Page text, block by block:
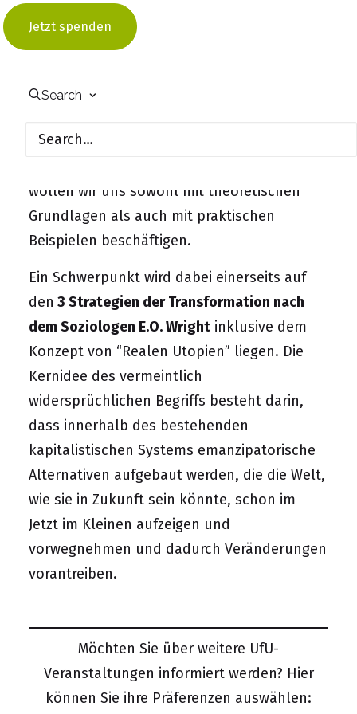
Jetzt spenden
Search
In dem 2-tägigen Workshop-Format
wir uns gemeinsam in einer kleinen Gruppe
Themen intensiver auseinander.
so wie es heute ist, war es nicht schon immer
wollen wir uns sowohl mit theoretischen
Grundlagen als auch mit praktischen
Beispielen beschäftigen.
Ein Schwerpunkt wird dabei einerseits auf
den 3 Strategien der Transformation nach
dem Soziologen E.O. Wright inklusive dem
Konzept von “Realen Utopien” liegen. Die
Kernidee des vermeintlich
widersprüchlichen Begriffs besteht darin,
dass innerhalb des bestehenden
kapitalistischen Systems emanzipatorische
Alternativen aufgebaut werden, die die Welt,
wie sie in Zukunft sein könnte, schon im
Jetzt im Kleinen aufzeigen und
vorwegnehmen und dadurch Veränderungen
vorantreiben.
Möchten Sie über weitere UfU-
Veranstaltungen informiert werden? Hier
können Sie ihre Präferenzen auswählen: